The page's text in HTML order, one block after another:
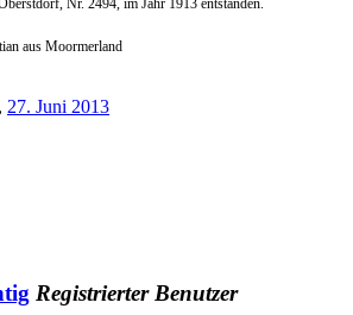
Nr. 2494, im Jahr 1913 entstanden.
aus Moormerland
, 27. Juni 2013
Registrierter Benutzer